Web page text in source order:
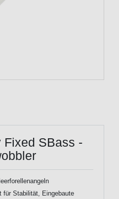
Fixed SBass -
für Stabilität, Eingebaute